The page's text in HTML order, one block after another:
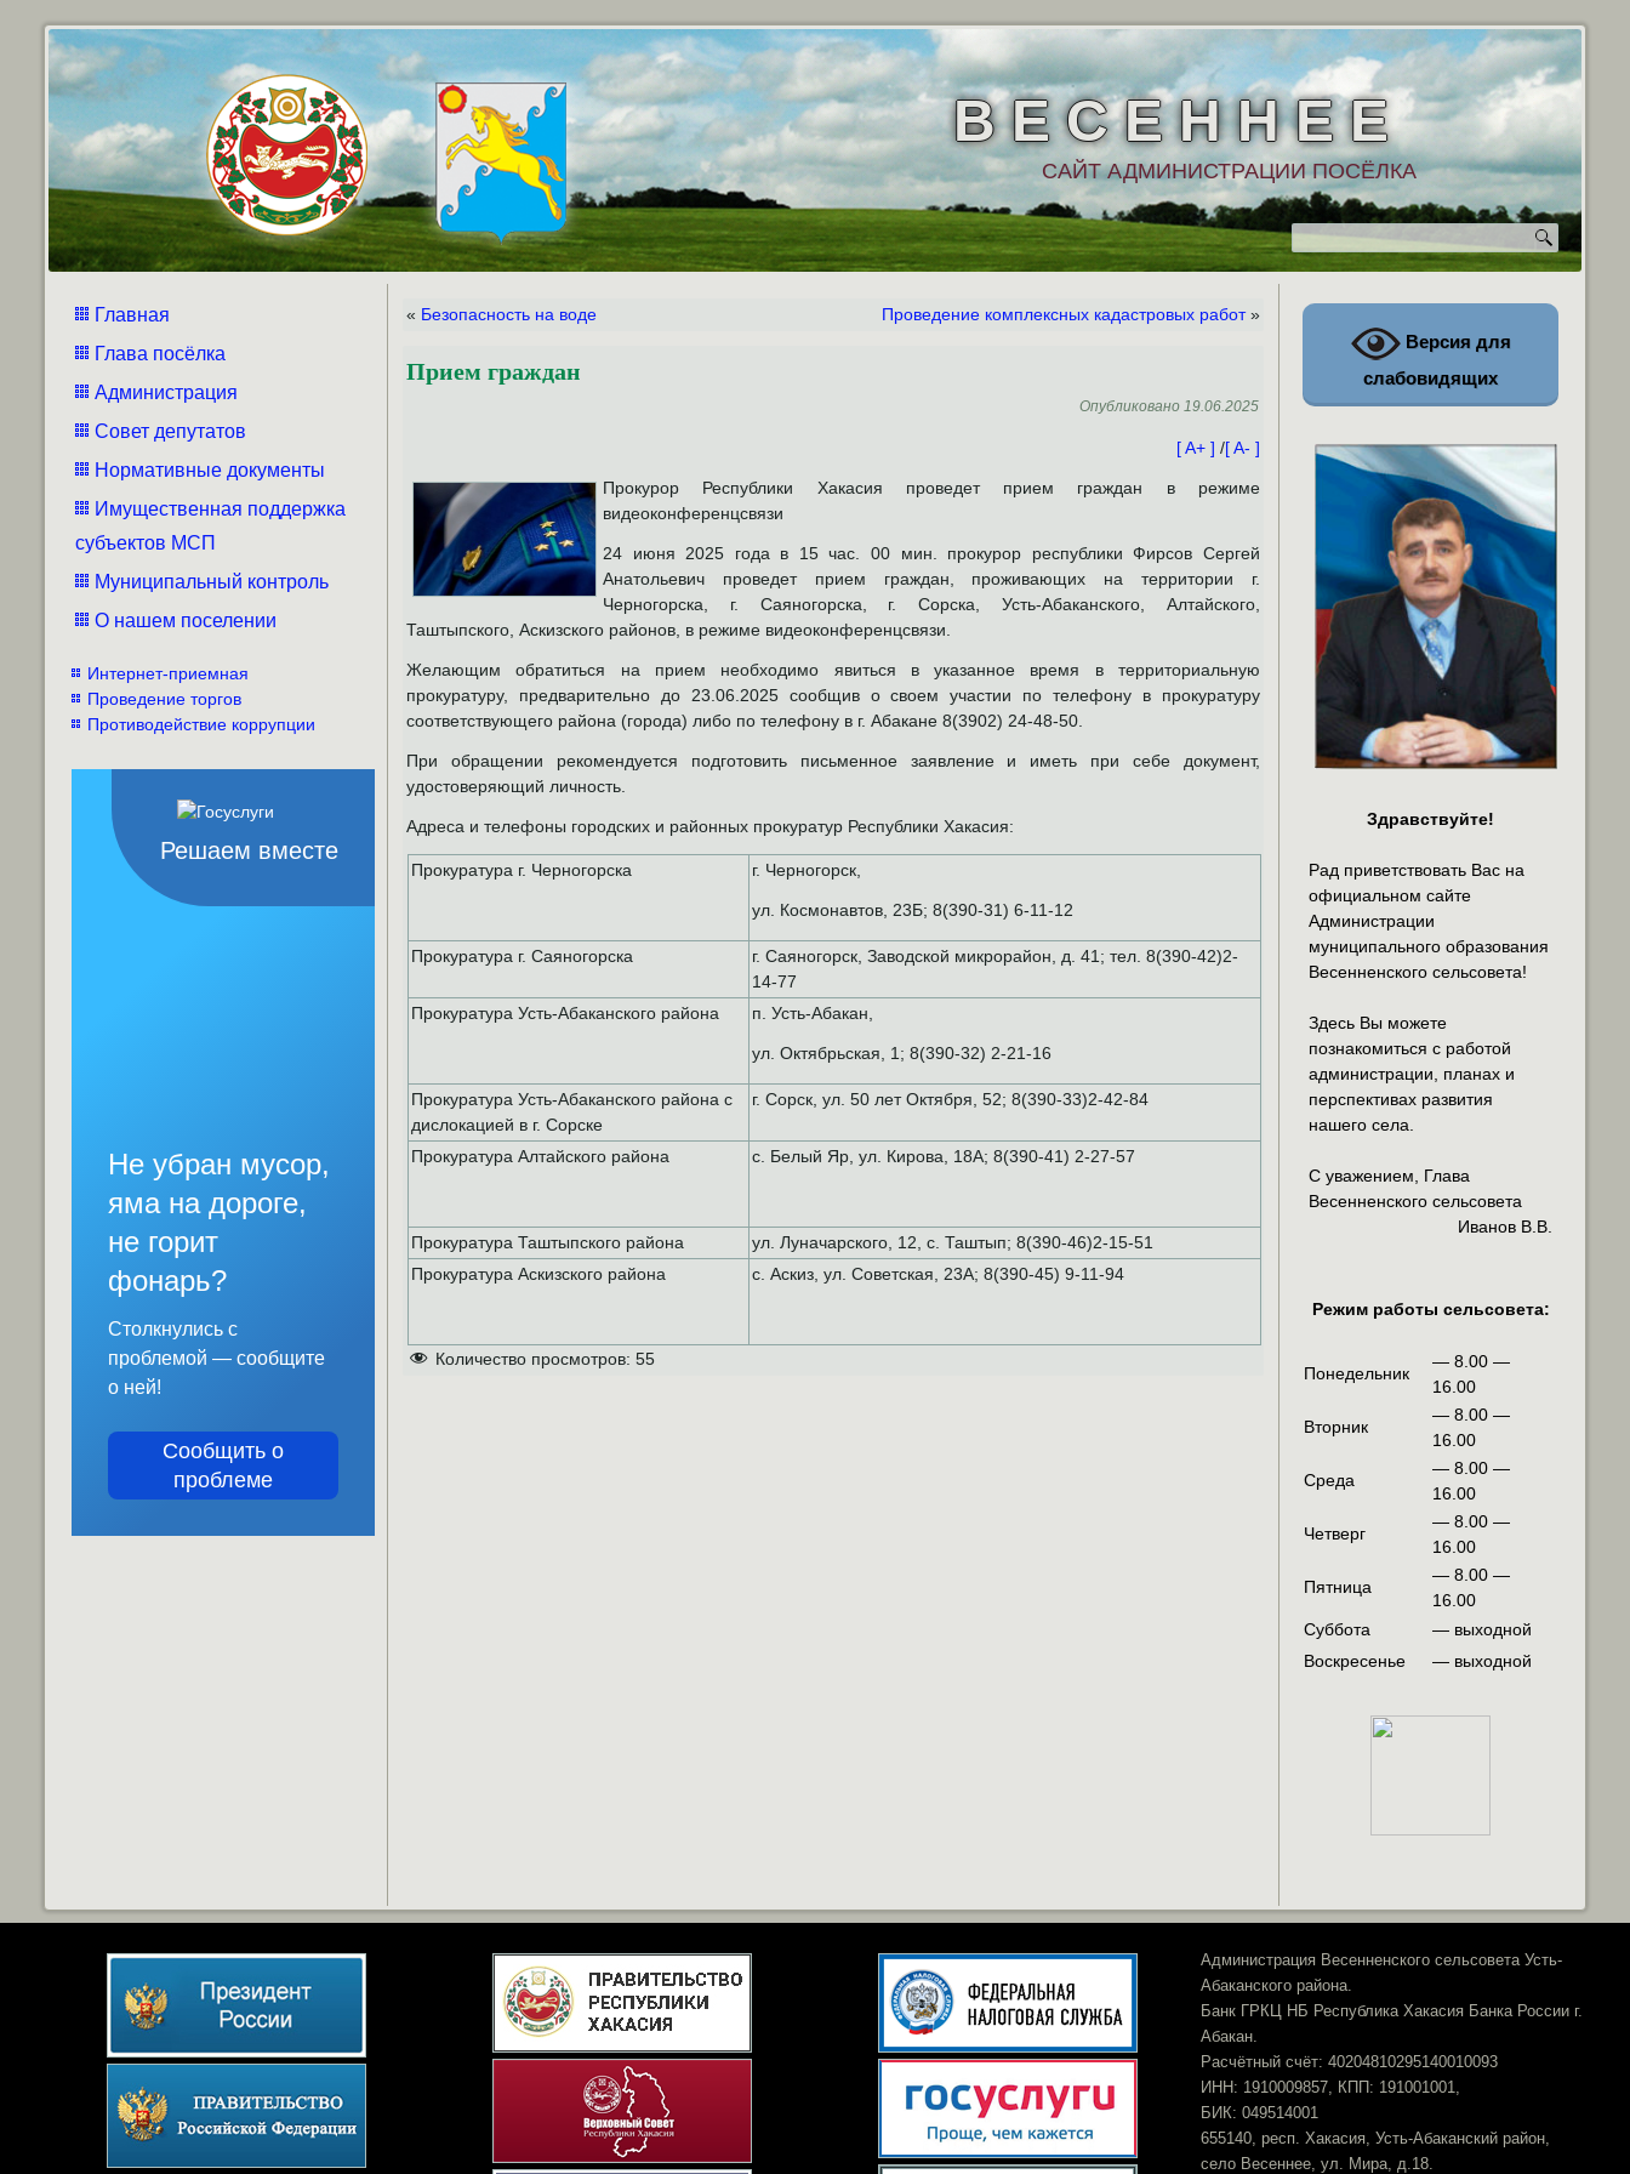
В Е С Е Н Н Е Е
САЙТ АДМИНИСТРАЦИИ ПОСЁЛКА
Главная
Глава посёлка
Администрация
Совет депутатов
Нормативные документы
Имущественная поддержка
субъектов МСП
Муниципальный контроль
О нашем поселении
Интернет-приемная
Проведение торгов
Противодействие коррупции
Решаем вместе
Не убран мусор,
яма на дороге,
не горит
фонарь?
Столкнулись с
проблемой — сообщите
о ней!
Сообщить о
проблеме
« Безопасность на воде Проведение комплексных кадастровых работ»
Прием граждан
Опубликовано 19.06.2025
[ A+ ] /[ A- ]
Прокурор Республики Хакасия проведет прием граждан в режиме
видеоконференцсвязи
24 июня 2025 года в 15 час. 00 мин. прокурор республики Фирсов Сергей
Анатольевич проведет прием граждан, проживающих на территории г.
Черногорска, г. Саяногорска, г. Сорска,Усть-Абаканского, Алтайского,
Таштыпского, Аскизского районов, в режиме видеоконференцсвязи.
Желающим обратиться на прием необходимо явиться в указанное время в территориальную
прокуратуру, предварительно до 23.06.2025 сообщив о своем участии по телефону в прокуратуру
соответствующего района (города) либо по телефону в г. Абакане 8(3902) 24-48-50.
При обращении рекомендуется подготовить письменное заявление и иметь при себе документ,
удостоверяющий личность.
Адреса и телефоны городских и районных прокуратур Республики Хакасия:
Прокуратура г. Черногорска г. Черногорск,
ул. Космонавтов, 23Б; 8(390-31) 6-11-12
Прокуратура г. Саяногорска
г. Саяногорск, Заводской микрорайон, д. 41; тел. 8(390-42)2-
14-77
Прокуратура Усть-Абаканского района
п. Усть-Абакан,
ул. Октябрьская, 1; 8(390-32) 2-21-16
Прокуратура Усть-Абаканского района с
дислокацией в г. Сорске
г. Сорск, ул. 50 лет Октября, 52; 8(390-33)2-42-84
Прокуратура Алтайского района с. Белый Яр, ул. Кирова, 18А; 8(390-41) 2-27-57
Прокуратура Таштыпского района
ул. Луначарского, 12, с. Таштып; 8(390-46)2-15-51
Прокуратура Аскизского района
с. Аскиз, ул. Советская, 23А; 8(390-45) 9-11-94
Количество просмотров: 55
Версия для
слабовидящих
Здравствуйте!
Рад приветствовать Вас на
официальном сайте
Администрации
муниципального образования
Весенненского сельсовета!
Здесь Вы можете
познакомиться с работой
администрации, планах и
перспективах развития
нашего села.
С уважением, Глава
Весенненского сельсовета
Иванов В.В.
Режим работы сельсовета:
Понедельник
— 8.00 —
16.00
Вторник
— 8.00 —
16.00
Среда
— 8.00 —
16.00
Четверг
— 8.00 —
16.00
Пятница
— 8.00 —
16.00
Суббота
— выходной
Воскресенье
— выходной
Администрация Весенненского сельсовета Усть-
Абаканского района.
Банк ГРКЦ НБ Республика Хакасия Банка России г.
Абакан.
Расчётный счёт: 40204810295140010093
ИНН: 1910009857, КПП: 191001001,
БИК: 049514001
655140, респ. Хакасия, Усть-Абаканский район,
село Весеннее, ул. Мира, д.18.